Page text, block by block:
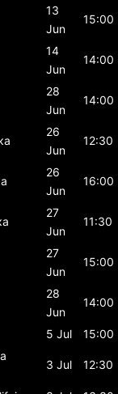
13
Jun
15:00
14
Jun
14:00
28
Jun
14:00
26
Jun
12:30
26
Jun
16:00
27
Jun
11:30
27
Jun
15:00
28
Jun
14:00
5 Jul
15:00
3 Jul 12:30